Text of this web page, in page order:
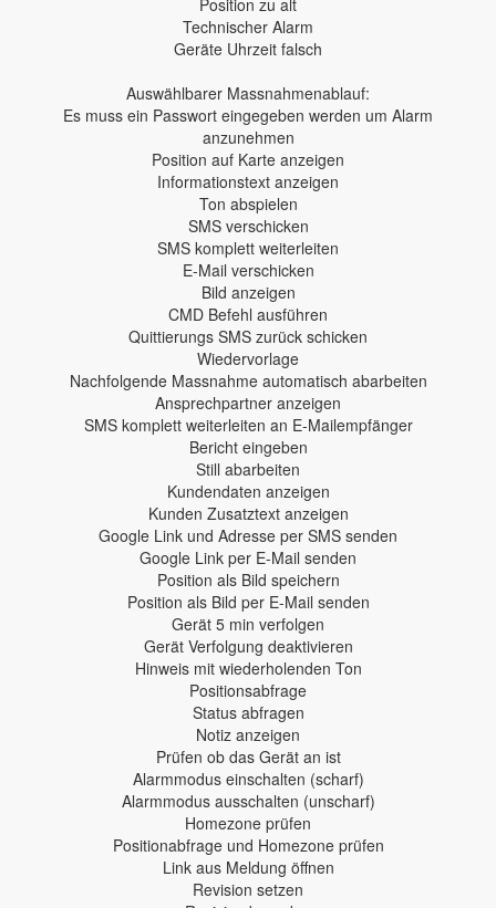
Position zu alt
Technischer Alarm
Geräte Uhrzeit falsch
Auswählbarer Massnahmenablauf:
Es muss ein Passwort eingegeben werden um Alarm
anzunehmen
Position auf Karte anzeigen
Informationstext anzeigen
Ton abspielen
SMS verschicken
SMS komplett weiterleiten
E-Mail verschicken
Bild anzeigen
CMD Befehl ausführen
Quittierungs SMS zurück schicken
Wiedervorlage
Nachfolgende Massnahme automatisch abarbeiten
Ansprechpartner anzeigen
SMS komplett weiterleiten an E-Mailempfänger
Bericht eingeben
Still abarbeiten
Kundendaten anzeigen
Kunden Zusatztext anzeigen
Google Link und Adresse per SMS senden
Google Link per E-Mail senden
Position als Bild speichern
Position als Bild per E-Mail senden
Gerät 5 min verfolgen
Gerät Verfolgung deaktivieren
Hinweis mit wiederholenden Ton
Positionsabfrage
Status abfragen
Notiz anzeigen
Prüfen ob das Gerät an ist
Alarmmodus einschalten (scharf)
Alarmmodus ausschalten (unscharf)
Homezone prüfen
Positionabfrage und Homezone prüfen
Link aus Meldung öffnen
Revision setzen